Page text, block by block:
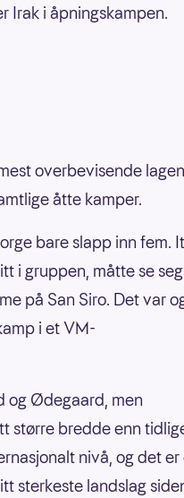
Irak i åpningskampen.
overbevisende
åtte kamper.
bare slapp inn fem.
i gruppen, måtte se
på San Siro. Det var
i et VM-
og Ødegaard, men
større bredde enn
nivå, og det er
sterkeste landslag